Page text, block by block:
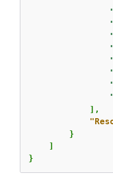
            ],
        }
    ]
}